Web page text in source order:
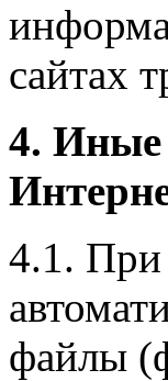
сайтах
4. Иные
4.1. При
файлы